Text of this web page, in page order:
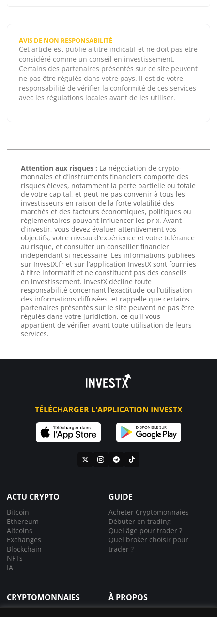
AVIS DE NON RESPONSABILITÉ
Cet article est publié à titre indicatif et ne doit pas être
considéré comme un conseil en investissement.
Certains des partenaires présentés sur ce site peuvent
ne pas être régulés dans votre pays. Il est de votre
responsabilité de vérifier la conformité de ces services
avec les régulations locales avant de les utiliser.
Attention aux risques : La négociation de crypto-
monnaies et d’instruments financiers comporte des
risques élevés, notamment la perte partielle ou totale
de votre capital, et peut ne pas convenir à tous les
investisseurs en raison de la forte volatilité des
marchés et des facteurs économiques, politiques ou
réglementaires pouvant influencer les prix. Avant
d’investir, vous devez évaluer attentivement vos
objectifs, votre niveau d’expérience et votre tolérance
au risque, et consulter un conseiller financier
indépendant si nécessaire. Les informations publiées
sur InvestX.fr et sur l’application InvestX sont fournies
à titre informatif et ne constituent pas des conseils
en investissement. InvestX décline toute
responsabilité concernant l’exactitude ou l’utilisation
des informations diffusées, et rappelle que certains
partenaires présentés sur le site peuvent ne pas être
régulés dans votre juridiction, ce qu’il vous
appartient de vérifier avant toute utilisation de leurs
services.
TÉLÉCHARGER L'APPLICATION INVESTX
ACTU CRYPTO
Bitcoin
Ethereum
Altcoins
Exchanges
Blockchain
NFTs
IA
GUIDE
Acheter Cryptomonnaies
Débuter en trading
Quel âge pour trader ?
Quel broker choisir pour
trader ?
CRYPTOMONNAIES À PROPOS